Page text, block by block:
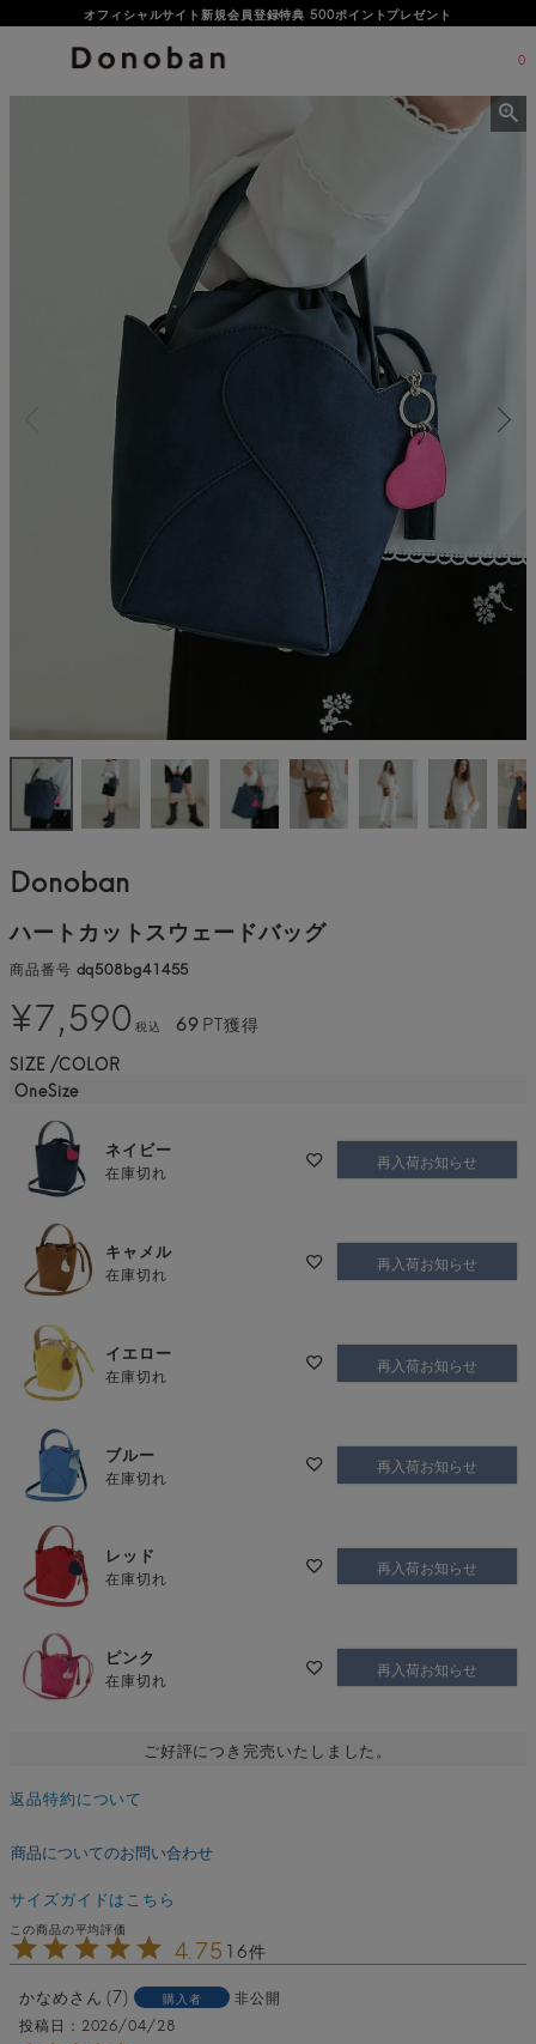
オフィシャルサイト新規会員登録特典 500ポイントプレゼント
0
Donoban
ハートカットスウェードバッグ
商品番号 dq508bg41455
¥7,590 税込 69PT獲得
SIZE
COLOR
OneSize
ネイビー
在庫切れ 再入荷お知らせ
キャメル
在庫切れ 再入荷お知らせ
イエロー
在庫切れ 再入荷お知らせ
ブルー
在庫切れ 再入荷お知らせ
レッド
在庫切れ 再入荷お知らせ
ピンク
在庫切れ 再入荷お知らせ
ご好評につき完売いたしました。
返品特約について
商品についてのお問い合わせ
サイズガイドはこちら
4.75 16
かなめ 7 購入者
非公開
投稿日
2026/04/28